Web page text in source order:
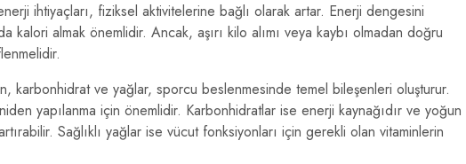
ihtiyaçları, fiziksel aktivitelerine bağlı olarak artar. Enerji dengesini
kalori almak önemlidir. Ancak, aşırı kilo alımı veya kaybı olmadan doğru
karbonhidrat ve yağlar, sporcu beslenmesinde temel bileşenleri oluşturur.
yapılanma için önemlidir. Karbonhidratlar ise enerji kaynağıdır ve yoğun
Sağlıklı yağlar ise vücut fonksiyonları için gerekli olan vitaminlerin